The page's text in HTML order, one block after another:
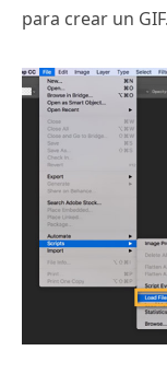
para crear un GIF.